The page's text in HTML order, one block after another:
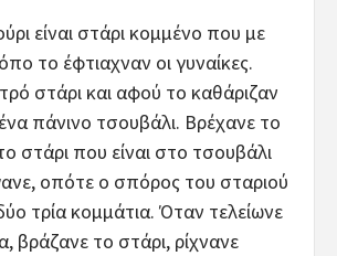
είναι στάρι κομμένο που με
το έφτιαχναν οι γυναίκες.
στάρι και αφού το καθάριζαν
πάνινο τσουβάλι. Βρέχανε το
στάρι που είναι στο τσουβάλι
οπότε ο σπόρος του σταριού
τρία κομμάτια. Όταν τελείωνε
βράζανε το στάρι, ρίχνανε